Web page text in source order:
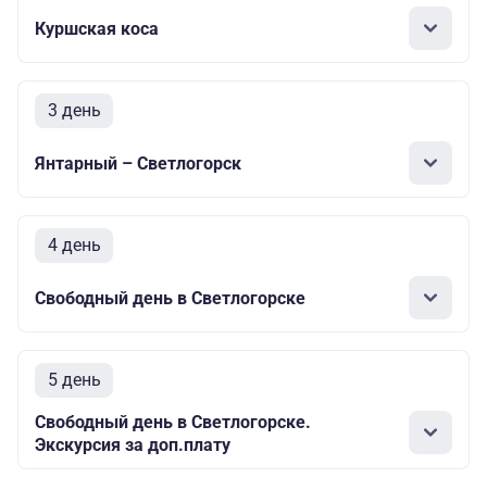
Куршская коса
3 день
Янтарный – Светлогорск
4 день
Свободный день в Светлогорске
5 день
Свободный день в Светлогорске.
Экскурсия за доп.плату